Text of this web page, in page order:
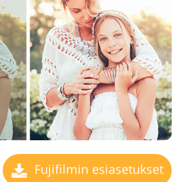
Fujifilmin esiasetukset